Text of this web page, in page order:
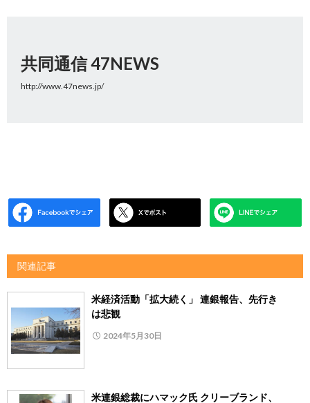
共同通信 47NEWS
http://www.47news.jp/
関連記事
米経済活動「拡大続く」 連銀報告、先行き
は悲観
2024年5月30日
米連銀総裁にハマック氏 クリーブランド、